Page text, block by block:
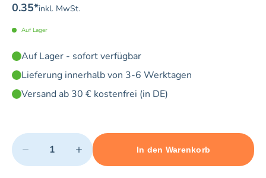
0.35*inkl. MwSt.
Auf Lager
Auf Lager - sofort verfügbar
Lieferung innerhalb von 3-6 Werktagen
Versand ab 30 € kostenfrei (in DE)
Quantity
− +
Minimum quantity: 1 Maximum quantity: 3
In den Warenkorb
Add 1 item to cart